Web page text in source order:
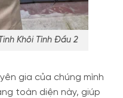
Khôi Tình Đầu 2
gia của chúng mình
toàn diện này, giúp